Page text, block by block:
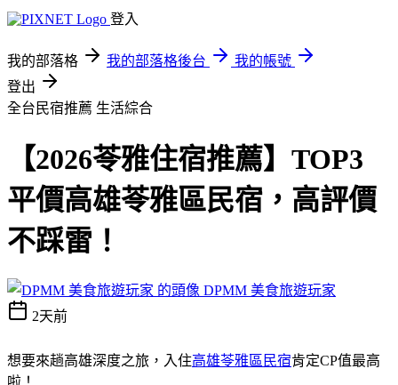
登入
我的部落格 我的部落格後台
我的帳號
登出
全台民宿推薦 生活綜合
【2026苓雅住宿推薦】TOP3
平價高雄苓雅區民宿，高評價
不踩雷！
DPMM 美食旅遊玩家
2天前
想要來趟高雄深度之旅，入住高雄苓雅區民宿肯定CP值最高
啦！